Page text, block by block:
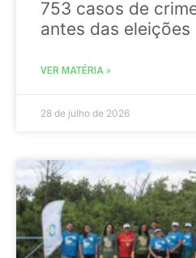
753 casos de
antes das eleições
VER MATÉRIA »
28 de julho de 2026